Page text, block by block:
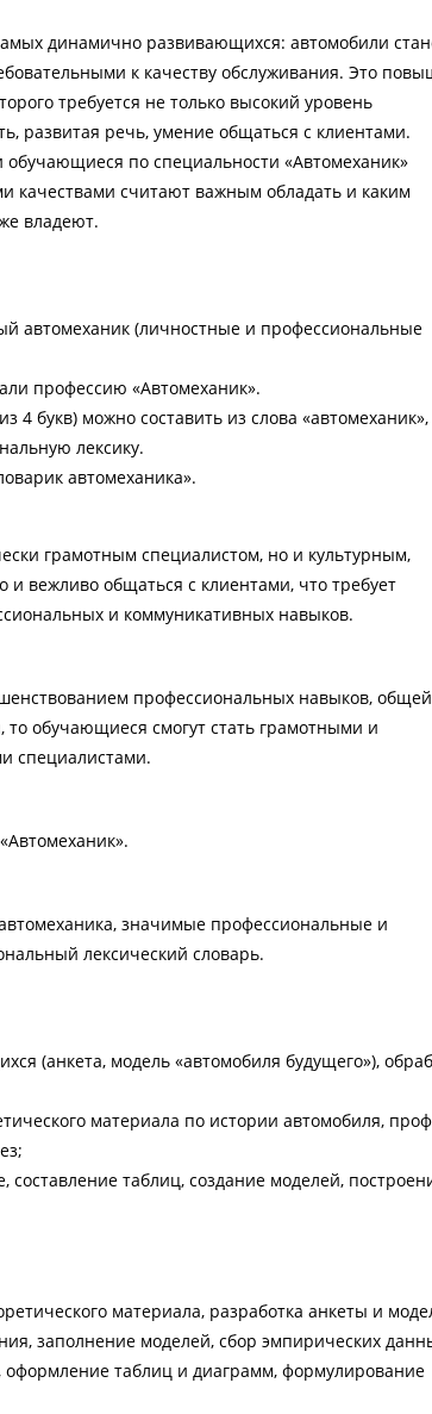
динамично развивающихся: автомобили
к качеству обслуживания. Это
требуется не только высокий уровень
развитая речь, умение общаться с клиентами.
обучающиеся по специальности «Автомеханик»
считают важным обладать и каким
владеют.
автомеханик (личностные и профессиональные
профессию «Автомеханик».
4 букв) можно составить из слова
лексику.
автомеханика».
грамотным специалистом, но и культурным,
вежливо общаться с клиентами, что требует
и коммуникативных навыков.
профессиональных навыков,
обучающиеся смогут стать грамотными и
специалистами.
значимые профессиональные и
лексический словарь.
(анкета, модель «автомобиля будущего»),
материала по истории автомобиля,
таблиц, создание моделей,
материала, разработка анкеты и
заполнение моделей, сбор эмпирических
оформление таблиц и диаграмм, формулирование